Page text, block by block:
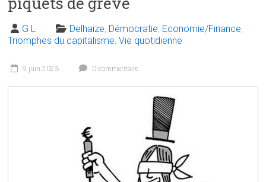
G L Delhaize, Démocratie, Economie/Finance,
Triomphes du capitalisme,Vie quotidienne
9 juin 2023 0 commentaire